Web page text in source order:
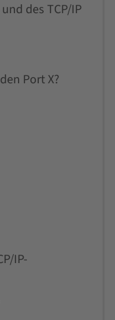
des TCP/IP
Port X?
IP-